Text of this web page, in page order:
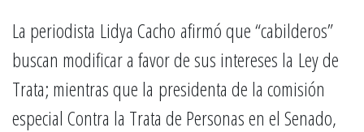
La periodista Lidya Cacho afirmó que “cabilderos”
buscan modificar a favor de sus intereses la Ley de
Trata; mientras que la presidenta de la comisión
especial Contra la Trata de Personas en el Senado,